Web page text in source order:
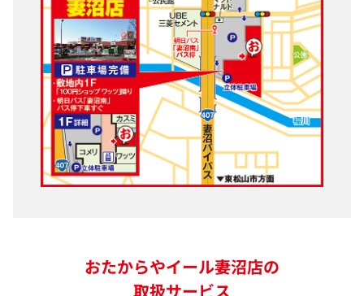
おたからやイール妻沼店の
取扱サービス